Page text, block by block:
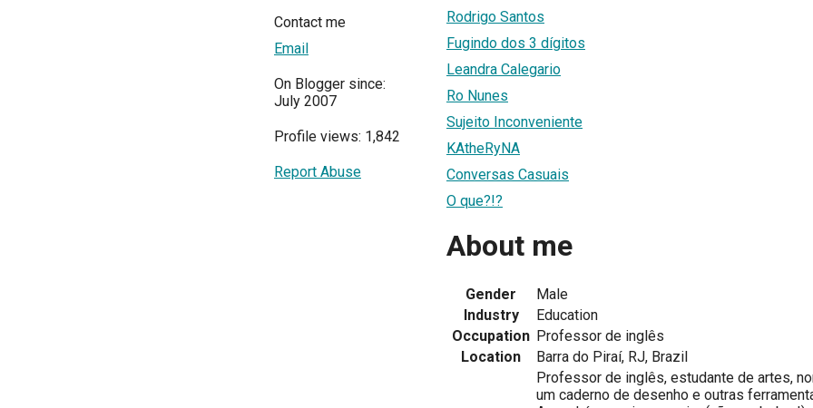
Contact me
Email
On Blogger since:
July 2007
Profile views: 1,842
Report Abuse
Rodrigo Santos
Fugindo dos 3 dígitos
Leandra Calegario
Ro Nunes
Sujeito Inconveniente
KAtheRyNA
Conversas Casuais
O que?!?
About me
Gender
Male
Industry
Education
Occupation Professor de inglês
Location
Barra do Piraí, RJ, Brazil
Professor de inglês, estudante de artes,
um caderno de desenho e outras